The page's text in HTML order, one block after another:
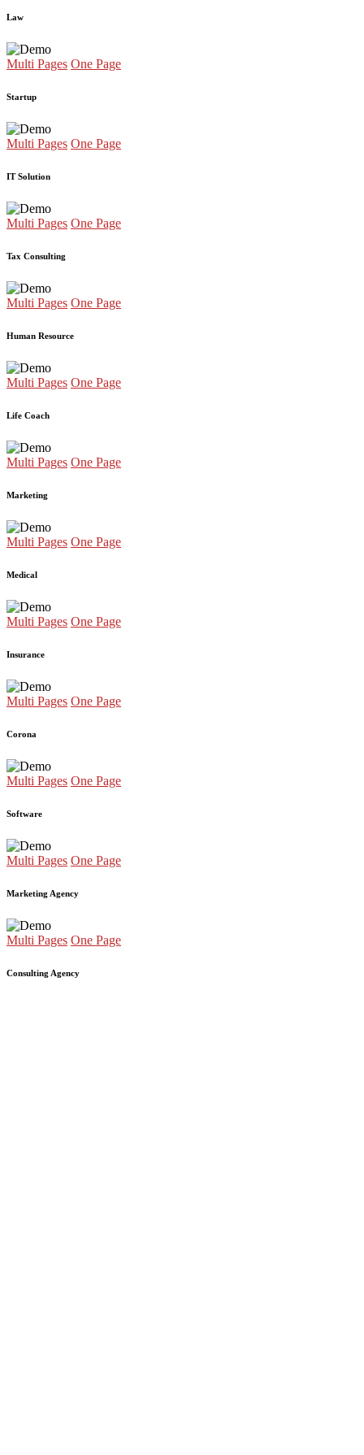
Law
Multi Pages One Page
Startup
Multi Pages One Page
IT Solution
Multi Pages One Page
Tax Consulting
Multi Pages One Page
Human Resource
Multi Pages One Page
Life Coach
Multi Pages One Page
Marketing
Multi Pages One Page
Medical
Multi Pages One Page
Insurance
Multi Pages One Page
Corona
Multi Pages One Page
Software
Multi Pages One Page
Marketing Agency
Multi Pages One Page
Consulting Agency